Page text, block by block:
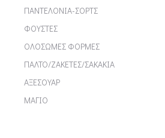
ΠΑΝΤΕΛΟΝΙΑ-ΣΟΡΤΣ
ΦΟΥΣΤΕΣ
ΟΛΟΣΩΜΕΣ ΦΟΡΜΕΣ
ΠΑΛΤΟ/ΖΑΚΕΤΕΣ/ΣΑΚΑΚΙΑ
ΑΞΕΣΟΥΑΡ
ΜΑΓΙΟ